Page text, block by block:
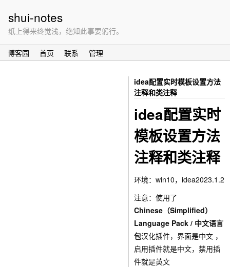
shui-notes
纸上得来终觉浅，绝知此事要躬行。
博客园 首页 联系 管理
idea配置实时模板设置方法
注释和类注释
idea配置实时
模板设置方法
注释和类注释
环境：win10，idea2023.1.2
注意：使用了
Chinese（Simplified）
Language Pack / 中文语言
包汉化插件，界面是中文 ，
启用插件就是中文，禁用插
件就是英文